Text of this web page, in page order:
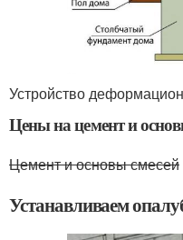
Устройство
Цены на цемент и
Цемент и основы смесей
Устанавливаем